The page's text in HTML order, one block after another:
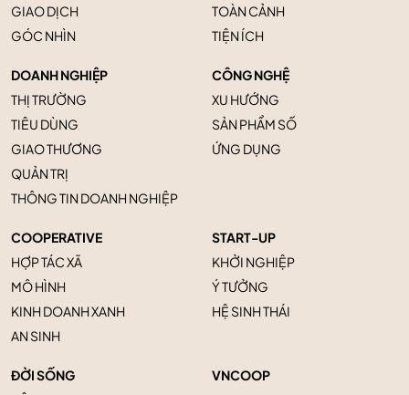
GIAO DỊCH
GÓC NHÌN
TOÀN CẢNH
TIỆN ÍCH
DOANH NGHIỆP
THỊ TRƯỜNG
TIÊU DÙNG
GIAO THƯƠNG
QUẢN TRỊ
THÔNG TIN DOANH NGHIỆP
CÔNG NGHỆ
XU HƯỚNG
SẢN PHẨM SỐ
ỨNG DỤNG
COOPERATIVE
HỢP TÁC XÃ
MÔ HÌNH
KINH DOANH XANH
AN SINH
START-UP
KHỞI NGHIỆP
Ý TƯỞNG
HỆ SINH THÁI
ĐỜI SỐNG
VNCOOP